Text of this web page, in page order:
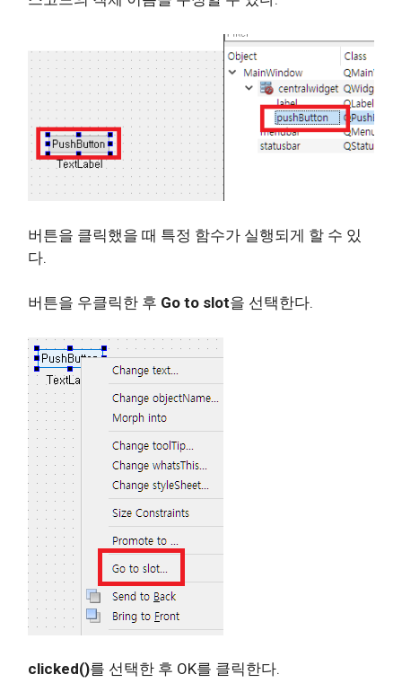
버튼을 클릭했을 때 특정 함수가 실행되게 할 수 있
다.
버튼을 우클릭한 후 Go to slot을 선택한다.
clicked()를 선택한 후 OK를 클릭한다.